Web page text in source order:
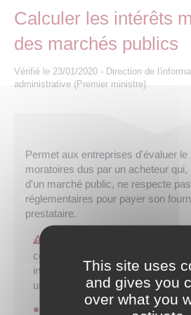
Eau et assainissement
Travaux
Numérique
communes
Calculer les intérêts
des marchés publics
Vérifié le 23/01/2020 - Direction de
administrative (Premier ministre)
Permet aux entreprises d'évaluer
moratoires dus par un acheteur
d'un marché public, ne respecte
réglementaires pour payer son
prestataire.
cet outil ne peut pas être utilisé
intérêts moratoires dus par
un contribuable qui, suite à une
un remboursement d'impôt
This site uses
and gives you
over what you